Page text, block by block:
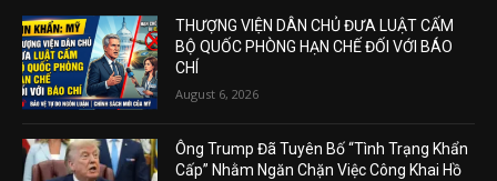
THƯỢNG VIỆN DÂN CHỦ ĐƯA LUẬT CẤM
BỘ QUỐC PHÒNG HẠN CHẾ ĐỐI VỚI BÁO
CHÍ
August 6, 2026
Ông Trump Đã Tuyên Bố “Tình Trạng Khẩn
Cấp” Nhằm Ngăn Chặn Việc Công Khai Hồ